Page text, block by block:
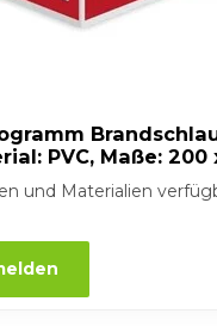
PVC, Maße: 200
und Materialien